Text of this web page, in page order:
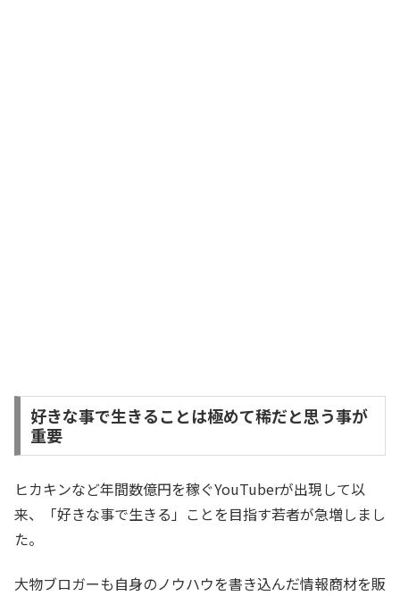
好きな事で生きることは極めて稀だと思う事が
重要
ヒカキンなど年間数億円を稼ぐYouTuberが出現して以
来、「好きな事で生きる」ことを目指す若者が急増しまし
た。
大物ブロガーも自身のノウハウを書き込んだ情報商材を販